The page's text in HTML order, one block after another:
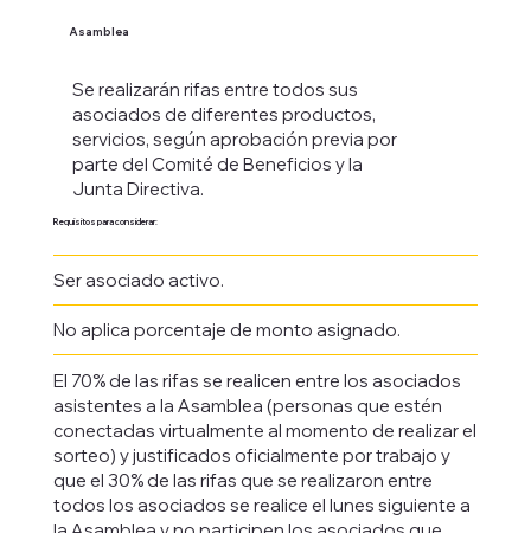
Asamblea
Se realizarán rifas entre todos sus
asociados de diferentes productos,
servicios, según aprobación previa por
parte del Comité de Beneficios y la
Junta Directiva.
Ser asociado activo.
No aplica porcentaje de monto asignado.
El 70% de las rifas se realicen entre los asociados
asistentes a la Asamblea (personas que estén
conectadas virtualmente al momento de realizar el
sorteo) y justificados oficialmente por trabajo y
que el 30% de las rifas que se realizaron entre
todos los asociados se realice el lunes siguiente a
Requisitos para considerar: